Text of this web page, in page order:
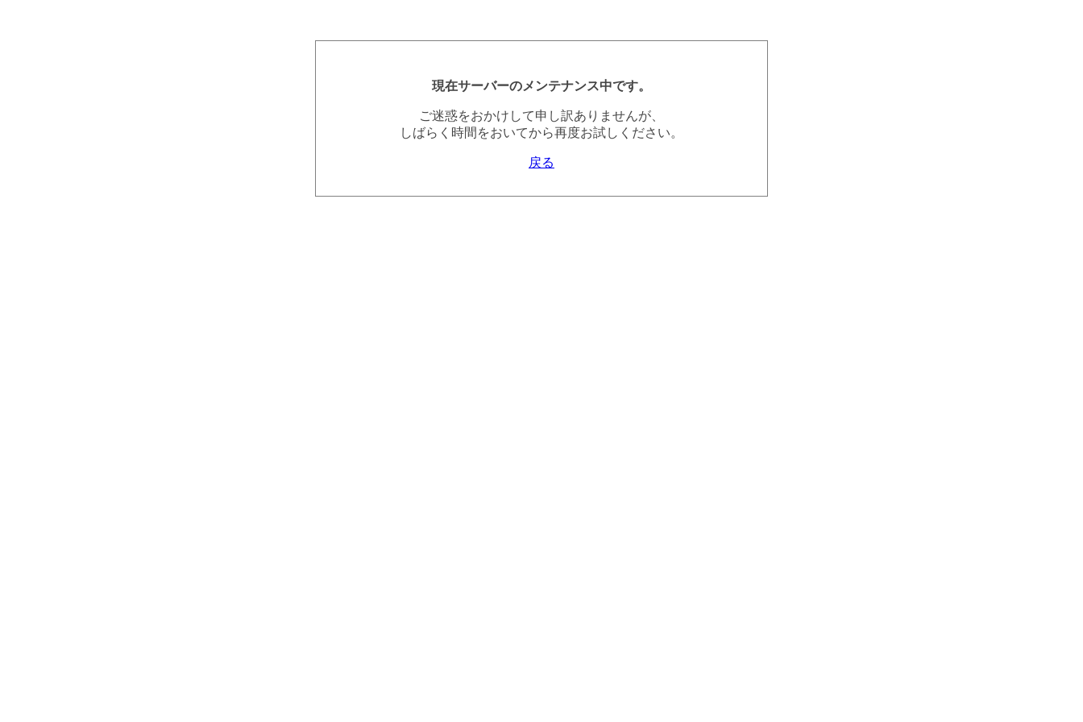
現在サーバーのメンテナンス中です。
ご迷惑をおかけして申し訳ありませんが、
しばらく時間をおいてから再度お試しください。
戻る